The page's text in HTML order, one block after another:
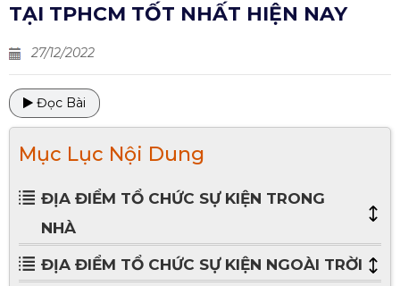
TẠI TPHCM TỐT NHẤT HIỆN NAY
27/12/2022
Đọc Bài
Mục Lục Nội Dung
ĐỊA ĐIỂM TỔ CHỨC SỰ KIỆN TRONG
NHÀ
ĐỊA ĐIỂM TỔ CHỨC SỰ KIỆN NGOÀI TRỜI